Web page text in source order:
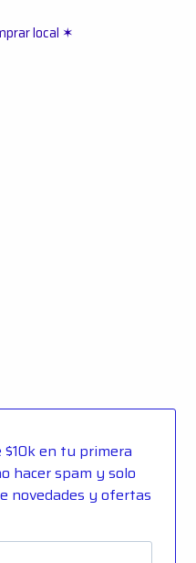
local ✶
en tu primera
hacer spam y solo
novedades y ofertas